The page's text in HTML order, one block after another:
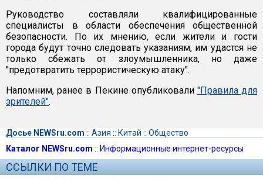
Руководство составляли квалифицированные
специалисты в области обеспечения общественной
безопасности. По их мнению, если жители и гости
города будут точно следовать указаниям, им удастся не
только сбежать от злоумышленника, но даже
"предотвратить террористическую атаку".
Напомним, ранее в Пекине опубликовали "Правила для
зрителей".
Досье NEWSru.com :: Азия :: Китай :: Общество
Каталог NEWSru.com :: Информационные интернет-ресурсы
ССЫЛКИ ПО ТЕМЕ